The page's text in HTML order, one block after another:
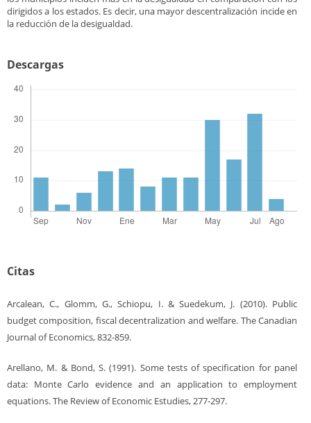
dirigidos a los estados. Es decir, una mayor descentralización incide en
la reducción de la desigualdad.
Descargas
Citas
Arcalean, C., Glomm, G., Schiopu, I. & Suedekum, J. (2010). Public
budget composition, fiscal decentralization and welfare. The Canadian
Journal of Economics, 832-859.
Arellano, M. & Bond, S. (1991). Some tests of specification for panel
data: Monte Carlo evidence and an application to employment
equations. The Review of Economic Estudies, 277-297.